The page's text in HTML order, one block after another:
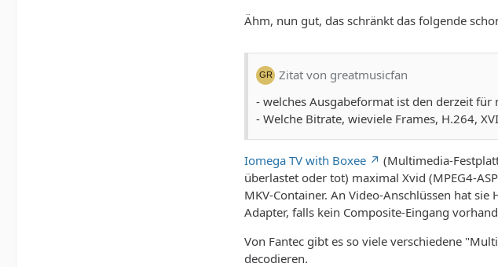
Ähm, nun gut, das schränkt das folgende
Zitat von greatmusicfan
- welches Ausgabeformat ist den derzeit für
- Welche Bitrate, wieviele Frames, H.264,
Iomega TV with Boxee (Multimedia-
überlastet oder tot) maximal Xvid (MPEG4-
MKV-Container. An Video-Anschlüssen hat
Adapter, falls kein Composite-Eingang
Von Fantec gibt es so viele verschiedene
decodieren.